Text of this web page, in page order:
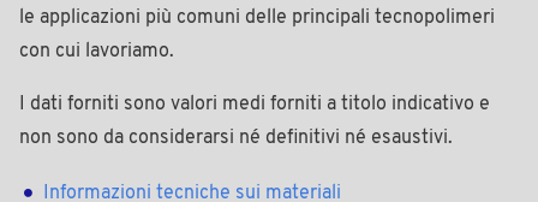
le applicazioni più comuni delle principali tecnopolimeri
con cui lavoriamo.
I dati forniti sono valori medi forniti a titolo indicativo e
non sono da considerarsi né definitivi né esaustivi.
Informazioni tecniche sui materiali